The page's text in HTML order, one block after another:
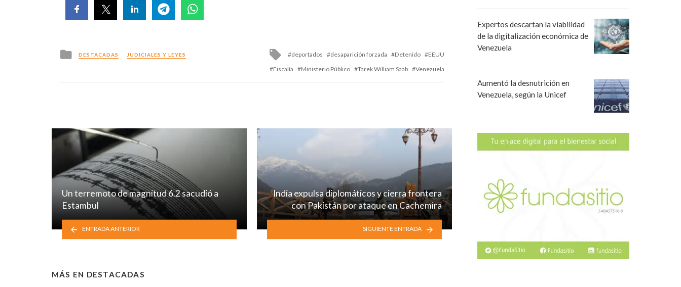
Posted
in
DESTACADAS JUDICIALES Y LEYES
Tagged
with
deportados desaparición forzada Detenido
EEUU
Fiscalía
Ministerio Público Tarek William Saab Venezuela
Un terremoto de magnitud 6.2 sacudió a
Estambul
ENTRADA ANTERIOR
India expulsa diplomáticos y cierra frontera
con Pakistán por ataque en Cachemira
SIGUIENTE ENTRADA
MÁS EN DESTACADAS
Expertos descartan la viabilidad
de la digitalización económica de
Venezuela
Aumentó la desnutrición en
Venezuela, según la Unicef